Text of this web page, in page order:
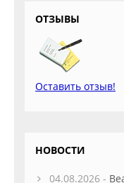
ОТЗЫВЫ
Оставить отзыв!
НОВОСТИ
04.08.2026 -